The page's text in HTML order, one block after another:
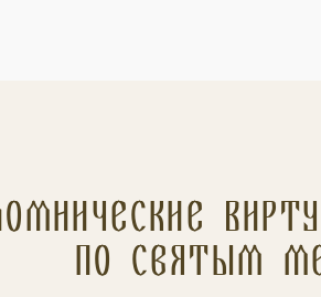
по святым